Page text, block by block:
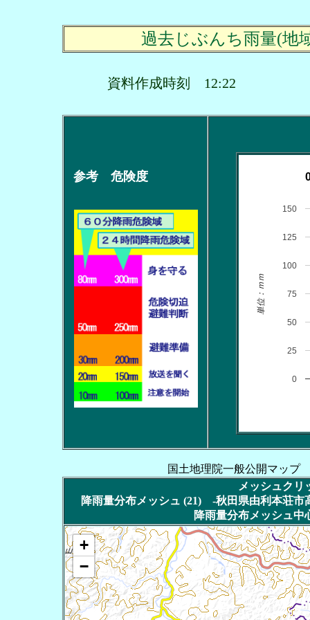
過去じぶんち雨量(地
資料作成時刻 12:22
参考 危険度
0
25
50
75
100
125
150
単位：ｍｍ
国土地理院一般公開マップ
メッシュクリ
降雨量分布メッシュ (21) -秋田県由利本荘
降雨量分布メッシュ
+
−